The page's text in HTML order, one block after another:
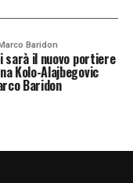
le altre
è già scritto, il
fino al -13%.
+45% tra
non
Baridon
sarà il nuovo portiere
Kolo-Alajbegovic
Baridon